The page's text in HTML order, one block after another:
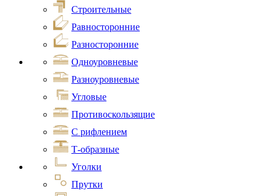
Строительные
Равносторонние
Разносторонние
Одноуровневые
Разноуровневые
Угловые
Противоскользящие
С рифлением
Т-образные
Уголки
Прутки